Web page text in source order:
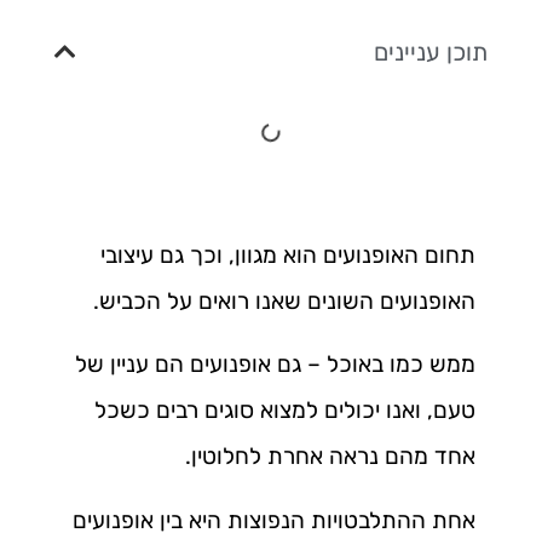
תחום האופנועים הוא מגוון, וכך גם עיצובי
האופנועים השונים שאנו רואים על הכביש.
ממש כמו באוכל – גם אופנועים הם עניין של
טעם, ואנו יכולים למצוא סוגים רבים כשכל
אחד מהם נראה אחרת לחלוטין.
אחת ההתלבטויות הנפוצות היא בין אופנועים
תוכן עניינים